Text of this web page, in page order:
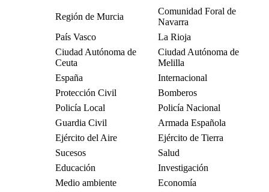
Región de Murcia
Comunidad Foral de
Navarra
País Vasco
La Rioja
Ciudad Autónoma de
Ceuta
Ciudad Autónoma de
Melilla
España
Internacional
Protección Civil
Bomberos
Policía Local
Policía Nacional
Guardia Civil
Armada Española
Ejército del Aire
Ejército de Tierra
Sucesos
Salud
Educación
Investigación
Medio ambiente
Economía